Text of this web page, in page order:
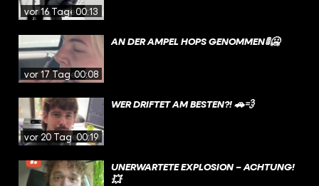
vor 16 Tagen00:13
vor 17 Tagen00:08
AN DER AMPEL HOPS GENOMMEN🚦🥶
vor 20 Tagen00:19
WER DRIFTET AM BESTEN?! 🚗💨
UNERWARTETE EXPLOSION – ACHTUNG!
💥